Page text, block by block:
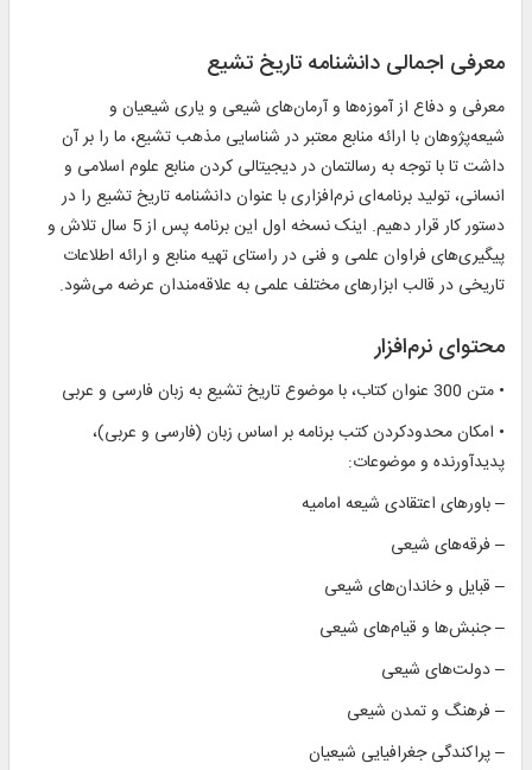
معرفی اجمالی دانشنامه تاریخ تشیع
معرفی و دفاع از آموزه‌ها و آرمان‌های شیعی و یاری شیعیان و
شیعه‌پژوهان با ارائه منابع معتبر در شناسایی مذهب تشیع، ما را بر آن
داشت تا با توجه به رسالتمان در دیجیتالی کردن منابع علوم اسلامی و
انسانی، تولید برنامه‌ای نرم‌افزاری با عنوان دانشنامه تاریخ تشیع را در
دستور کار قرار دهیم. اینک نسخه اول این برنامه پس از 5 سال تلاش و
پیگیری‌های فراوان علمی و فنی در راستای تهیه منابع و ارائه اطلاعات
تاریخی در قالب ابزارهای مختلف علمی به علاقه‌مندان عرضه می‌شود.
محتوای نرم‌افزار
• متن 300 عنوان کتاب، با موضوع تاريخ تشيع به زبان فارسی و عربی
• امکان محدودکردن کتب برنامه بر اساس زبان (فارسی و عربی)،
پدیدآورنده و موضوعات:
– باورهای اعتقادی شیعه امامیه
– فرقه‌های شیعی
– قبایل و خاندان‌های شیعی
– جنبش‌ها و قیام‌های شیعی
– دولت‌های شیعی
– فرهنگ و تمدن شیعی
– پراکندگی جغرافیایی شیعیان